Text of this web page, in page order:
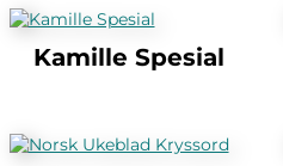
Kamille Spesial